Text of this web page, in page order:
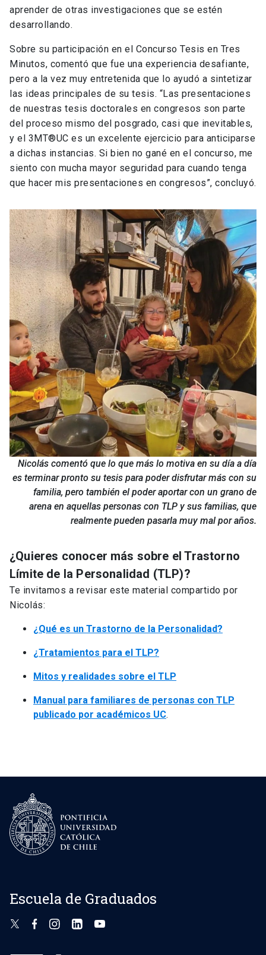
aprender de otras investigaciones que se estén
desarrollando.
Sobre su participación en el Concurso Tesis en Tres
Minutos, comentó que fue una experiencia desafiante,
pero a la vez muy entretenida que lo ayudó a sintetizar
las ideas principales de su tesis. “Las presentaciones
de nuestras tesis doctorales en congresos son parte
del proceso mismo del posgrado, casi que inevitables,
y el 3MT®UC es un excelente ejercicio para anticiparse
a dichas instancias. Si bien no gané en el concurso, me
siento con mucha mayor seguridad para cuando tenga
que hacer mis presentaciones en congresos”, concluyó.
Nicolás comentó que lo que más lo motiva en su día a día
es terminar pronto su tesis para poder disfrutar más con su
familia, pero también el poder aportar con un grano de
arena en aquellas personas con TLP y sus familias, que
realmente pueden pasarla muy mal por años.
¿Quieres conocer más sobre el Trastorno
Límite de la Personalidad (TLP)?
Te invitamos a revisar este material compartido por
Nicolás:
¿Qué es un Trastorno de la Personalidad?
¿Tratamientos para el TLP?
Mitos y realidades sobre el TLP
Manual para familiares de personas con TLP
publicado por académicos UC.
Escuela de Graduados